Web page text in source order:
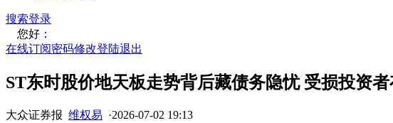
搜索登录
您好：
在线订阅密码修改登陆退出
ST东时股价地天板走势背后藏债务隐忧 受损投资
大众证券报 维权易 ·2026-07-02 19:13